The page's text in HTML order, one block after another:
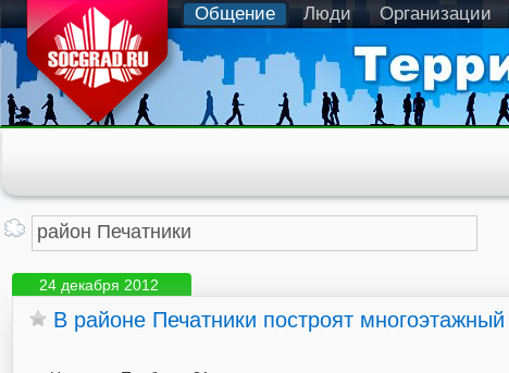
Общение Люди Организации
24 декабря 2012
В районе Печатники построят многоэтажный